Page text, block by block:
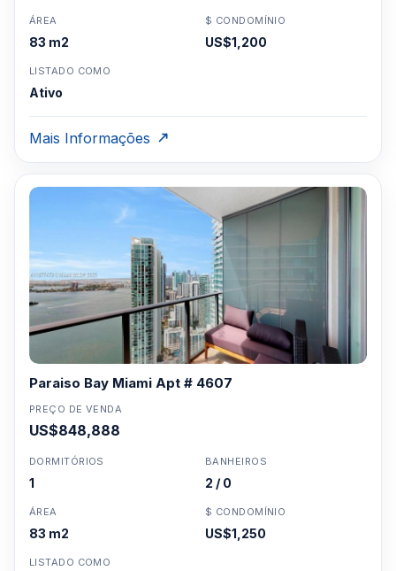
ÁREA
83 m2
$ CONDOMÍNIO
US$1,200
LISTADO COMO
Ativo
Mais Informações
Paraiso Bay Miami Apt # 4607
PREÇO DE VENDA
US$848,888
DORMITÓRIOS
1
BANHEIROS
2 / 0
ÁREA
83 m2
$ CONDOMÍNIO
US$1,250
LISTADO COMO